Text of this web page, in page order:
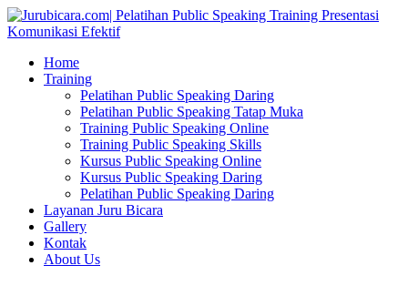
Home
Training
Pelatihan Public Speaking Daring
Pelatihan Public Speaking Tatap Muka
Training Public Speaking Online
Training Public Speaking Skills
Kursus Public Speaking Online
Kursus Public Speaking Daring
Pelatihan Public Speaking Daring
Layanan Juru Bicara
Gallery
Kontak
About Us